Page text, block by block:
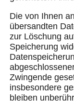
Die von Ihnen
übersandten
zur Löschung
Speicherung
Zwingende
insbesondere
bleiben